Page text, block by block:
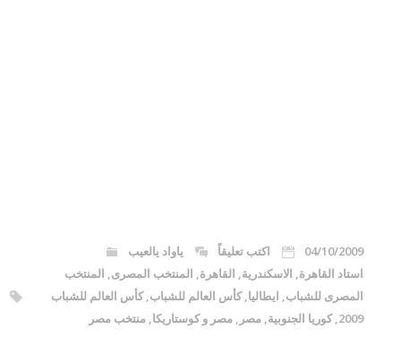
04/10/2009 اكتب تعليقاً
ياواد يالعيب
استاد القاهرة, الاسكندرية, القاهرة, المنتخب المصرى, المنتخب
المصرى للشباب, ايطاليا,كأس العالم للشباب,كأس العالم للشباب
2009
,كوريا الجنوبية,مصر ,مصر و كوستاريكا,منتخب مصر